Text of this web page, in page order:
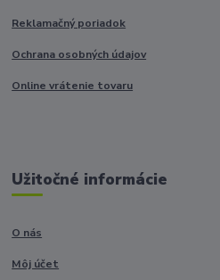
Reklamačný poriadok
Ochrana osobných údajov
Online vrátenie tovaru
Užitočné informácie
O nás
Môj účet